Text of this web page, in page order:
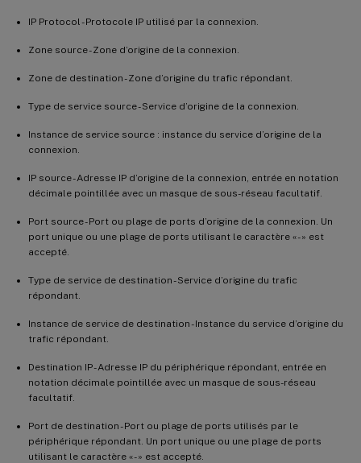
IP Protocol - Protocole IP utilisé par la connexion.
Zone source - Zone d’origine de la connexion.
Zone de destination - Zone d’origine du trafic répondant.
Type de service source - Service d’origine de la connexion.
Instance de service source : instance du service d’origine de la
connexion.
IP source - Adresse IP d’origine de la connexion, entrée en notation
décimale pointillée avec un masque de sous-réseau facultatif.
Port source - Port ou plage de ports d’origine de la connexion. Un
port unique ou une plage de ports utilisant le caractère « - » est
accepté.
Type de service de destination - Service d’origine du trafic
répondant.
Instance de service de destination - Instance du service d’origine du
trafic répondant.
Destination IP - Adresse IP du périphérique répondant, entrée en
notation décimale pointillée avec un masque de sous-réseau
facultatif.
Port de destination - Port ou plage de ports utilisés par le
périphérique répondant. Un port unique ou une plage de ports
utilisant le caractère « - » est accepté.